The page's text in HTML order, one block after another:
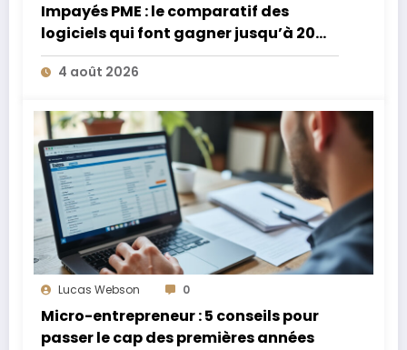
Impayés PME : le comparatif des
logiciels qui font gagner jusqu’à 20
jours de trésorerie
4 août 2026
Lucas Webson 0
Micro-entrepreneur : 5 conseils pour
passer le cap des premières années